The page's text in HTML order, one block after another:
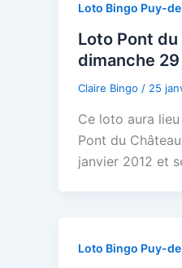
Loto Bingo Puy-
Loto Pont
dimanche
Claire Bingo / 25
Ce loto aura
Pont du
janvier 2012 et
Loto Bingo Puy-